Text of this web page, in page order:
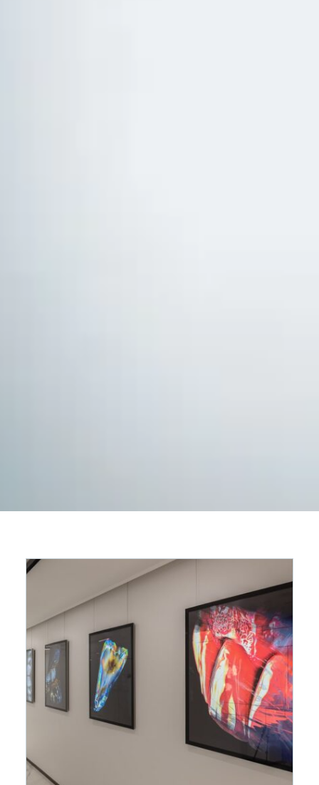
ГАЛЕРЕЯ